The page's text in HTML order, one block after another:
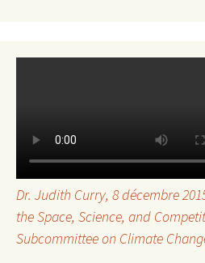
Dr. Judith Curry, 8 décembre
the Space, Science, and
Subcommittee on Climate